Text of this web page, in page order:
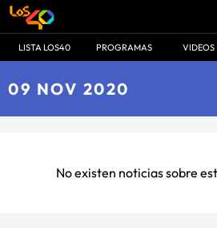
LISTA LOS40 PROGRAMAS VIDEOS
09 NOV 2020
No existen noticias sobre